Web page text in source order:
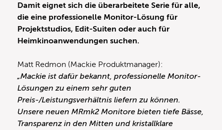
Damit eignet sich die überarbeitete Serie für alle,
die eine professionelle Monitor-Lösung für
Projektstudios, Edit-Suiten oder auch für
Heimkinoanwendungen suchen.
Matt Redmon (Mackie Produktmanager):
„Mackie ist dafür bekannt, professionelle Monitor-
Lösungen zu einem sehr guten
Preis-/Leistungsverhältnis liefern zu können.
Unsere neuen MRmk2 Monitore bieten tiefe Bässe,
Transparenz in den Mitten und kristallklare